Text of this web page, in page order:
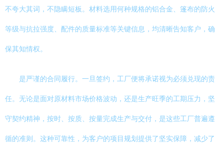
不夸大其词，不隐瞒短板。材料选用何种规格的铝合金、篷布的防火
等级与抗拉强度、配件的质量标准等关键信息，均清晰告知客户，确
保其知情权。
是严谨的合同履行。一旦签约，工厂便将承诺视为必须兑现的责
任。无论是面对原材料市场价格波动，还是生产旺季的工期压力，坚
守契约精神，按时、按质、按量完成生产与交付，是这些工厂普遍遵
循的准则。这种可靠性，为客户的项目规划提供了坚实保障，减少了